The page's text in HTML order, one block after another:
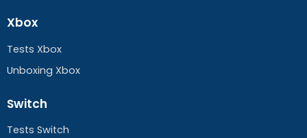
Xbox
Tests Xbox
Unboxing Xbox
Switch
Tests Switch